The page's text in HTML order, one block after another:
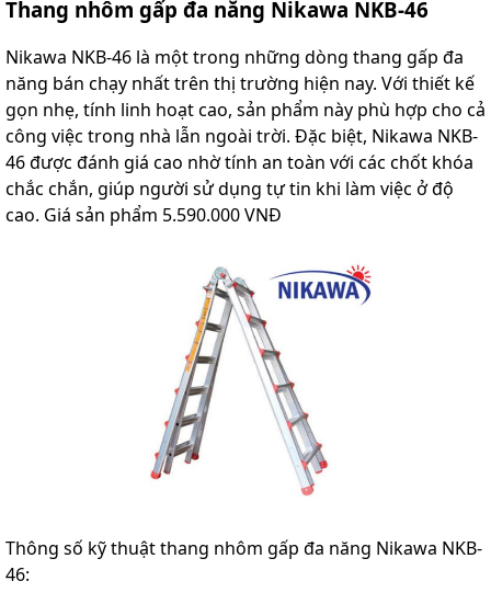
Thang nhôm gấp đa năng Nikawa NKB-46
Nikawa NKB-46 là một trong những dòng thang gấp đa
năng bán chạy nhất trên thị trường hiện nay. Với thiết kế
gọn nhẹ, tính linh hoạt cao, sản phẩm này phù hợp cho cả
công việc trong nhà lẫn ngoài trời. Đặc biệt, Nikawa NKB-
46 được đánh giá cao nhờ tính an toàn với các chốt khóa
chắc chắn, giúp người sử dụng tự tin khi làm việc ở độ
cao. Giá sản phẩm 5.590.000 VNĐ
Thông số kỹ thuật thang nhôm gấp đa năng Nikawa NKB-
46: